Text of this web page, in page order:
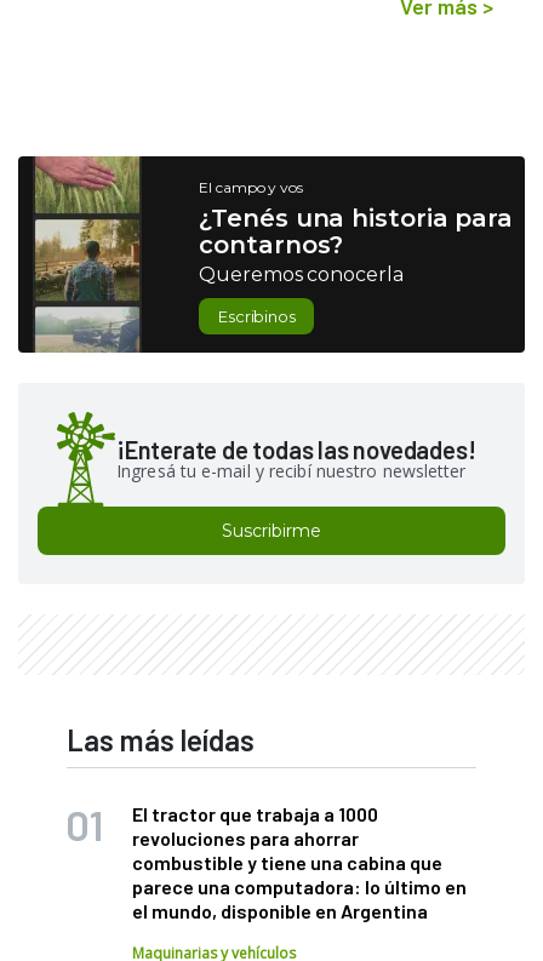
Ver más >
El campo y vos
¿Tenés una historia para
contarnos?
Queremos conocerla
Escribinos
¡Enterate de todas las novedades!
Ingresá tu e-mail y recibí nuestro newsletter
Suscribirme
Las más leídas
El tractor que trabaja a 1000
revoluciones para ahorrar
combustible y tiene una cabina que
parece una computadora: lo último en
el mundo, disponible en Argentina
Maquinarias y vehículos